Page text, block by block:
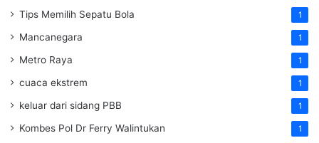
Tips Memilih Sepatu Bola 1
Mancanegara 1
Metro Raya 1
cuaca ekstrem 1
keluar dari sidang PBB 1
Kombes Pol Dr Ferry Walintukan 1